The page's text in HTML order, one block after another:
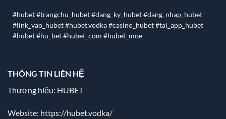
#hubet #trangchu_hubet #dang_ky_hubet #dang_nhap_hubet
#link_vao_hubet #hubet.vodka #casino_hubet #tai_app_hubet
#hubet #hu_bet #hubet_com #hubet_moe
THÔNG TIN LIÊN HỆ
Thương hiệu: HUBET
Website: https://hubet.vodka/